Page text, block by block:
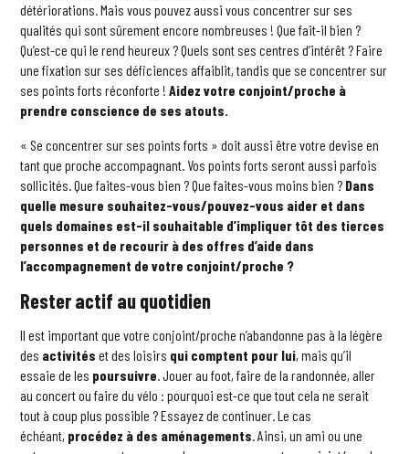
détériorations. Mais vous pouvez aussi vous concentrer sur ses
qualités qui sont sûrement encore nombreuses ! Que fait-il bien ?
Qu’est-ce qui le rend heureux ? Quels sont ses centres d’intérêt ? Faire
une fixation sur ses déficiences affaiblit, tandis que se concentrer sur
ses points forts réconforte !Aidez votre conjoint/proche à
prendre conscience de ses atouts.
« Se concentrer sur ses points forts » doit aussi être votre devise en
tant que proche accompagnant. Vos points forts seront aussi parfois
sollicités. Que faites-vous bien ? Que faites-vous moins bien ? Dans
quelle mesure souhaitez-vous/pouvez-vous aider et dans
quels domaines est-il souhaitable d’impliquer tôt des tierces
personnes et de recourir à des offres d’aide dans
l’accompagnement de votre conjoint/proche ?
Rester actif au quotidien
Il est important que votre conjoint/proche n’abandonne pas à la légère
des activités et des loisirs qui comptent pour lui, mais qu’il
essaie de les poursuivre. Jouer au foot, faire de la randonnée, aller
au concert ou faire du vélo : pourquoi est-ce que tout cela ne serait
tout à coup plus possible ? Essayez de continuer. Le cas
échéant, procédez à des aménagements. Ainsi, un ami ou une